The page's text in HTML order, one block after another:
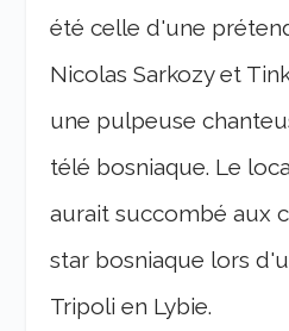
été celle d'une
Nicolas Sarkozy et
une pulpeuse
télé bosniaque. Le
aurait succombé aux
star bosniaque lors
Tripoli en Lybie.